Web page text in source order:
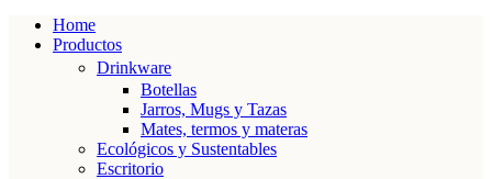
Home
Productos
Drinkware
Botellas
Jarros, Mugs y Tazas
Mates, termos y materas
Ecológicos y Sustentables
Escritorio